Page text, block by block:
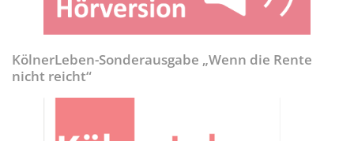
KölnerLeben-Sonderausgabe „Wenn die Rente
nicht reicht“